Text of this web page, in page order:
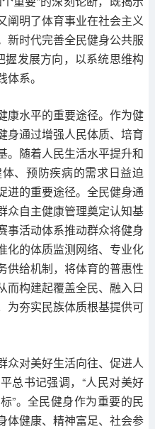
阐明了体育事业在社会主义
新时代完善全民健身公共服
握发展方向，以系统思维构
系。
康水平的重要途径。作为健
身通过增强人民体质、培育
。随着人民生活水平提升和
、预防疾病的需求日益迫
进的重要途径。全民健身通
众自主健康管理奠定认知基
事活动体系推动群众将健身
化的体质监测网络、专业化
供给机制，将体育的普惠性
而构建起覆盖全民、融入日
为夯实民族体质根基提供可
众对美好生活向往、促进人
总书记强调，“人民对美好
”。全民健身作为重要的民
体健康、精神富足、社会参